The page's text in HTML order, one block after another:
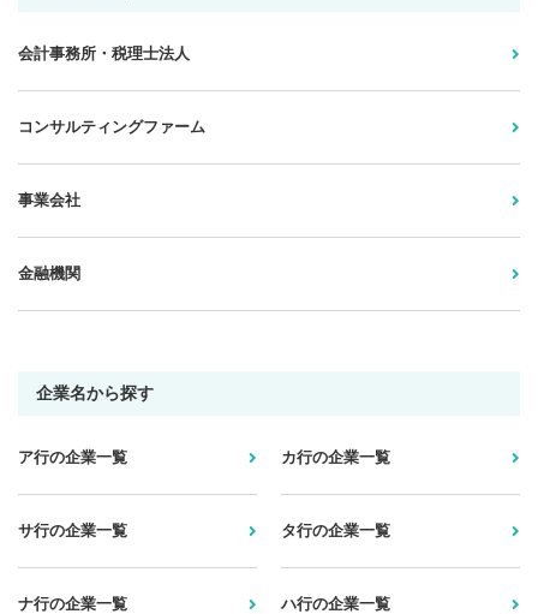
会計事務所・税理士法人
コンサルティングファーム
事業会社
金融機関
企業名から探す
ア行の企業一覧 カ行の企業一覧
サ行の企業一覧 タ行の企業一覧
ナ行の企業一覧 ハ行の企業一覧